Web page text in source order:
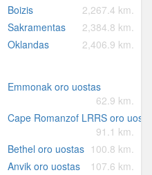
Boizis
2,267.4 km.
Sakramentas
2,384.8 km.
Oklandas 2,406.9 km.
Emmonak oro uostas
62.9 km.
Cape Romanzof LRRS oro
91.1 km.
Bethel oro uostas 100.8 km.
Anvik oro uostas
107.6 km.